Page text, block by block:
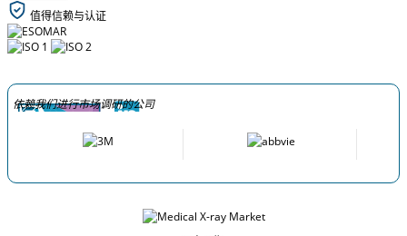
值得信赖与认证
依赖我们进行市场调研的公司